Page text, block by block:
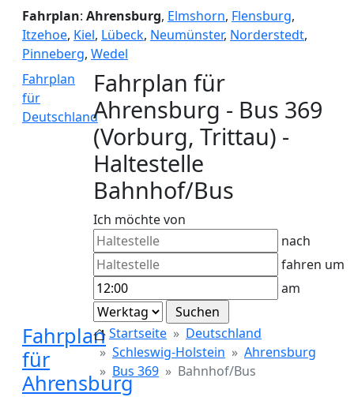
Fahrplan: Ahrensburg, Elmshorn, Flensburg,
Itzehoe, Kiel, Lübeck, Neumünster, Norderstedt,
Pinneberg, Wedel
Fahrplan
für
Deutschland
Fahrplan für
Ahrensburg - Bus 369
(Vorburg, Trittau) -
Haltestelle
Bahnhof/Bus
Ich möchte von
nach
fahren um
am
Fahrplan
für
Ahrensburg
Startseite
Deutschland
Schleswig-Holstein
Ahrensburg
Bus 369
Bahnhof/Bus